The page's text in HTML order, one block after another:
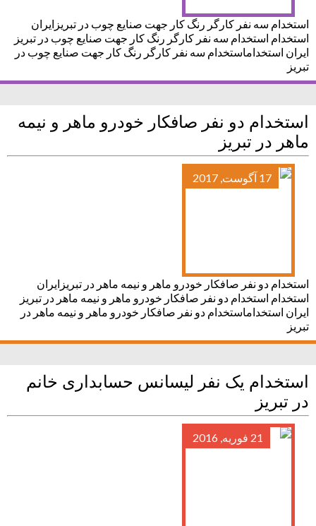
استخدام سه نفر کارگر رنگ کار جهت صنایع چوب در تبریزایران
استخدام استخدام سه نفر کارگر رنگ کار جهت صنایع چوب در تبریز
ایران استخداماستخدام سه نفر کارگر رنگ کار جهت صنایع چوب در
تبریز
استخدام دو نفر صافکار خودرو ماهر و نیمه
ماهر در تبریز
17 آگوست, 2017
استخدام دو نفر صافکار خودرو ماهر و نیمه ماهر در تبریزایران
استخدام استخدام دو نفر صافکار خودرو ماهر و نیمه ماهر در تبریز
ایران استخداماستخدام دو نفر صافکار خودرو ماهر و نیمه ماهر در
تبریز
استخدام یک نفر لیسانس حسابداری خانم
در تبریز
21 فوریه, 2016